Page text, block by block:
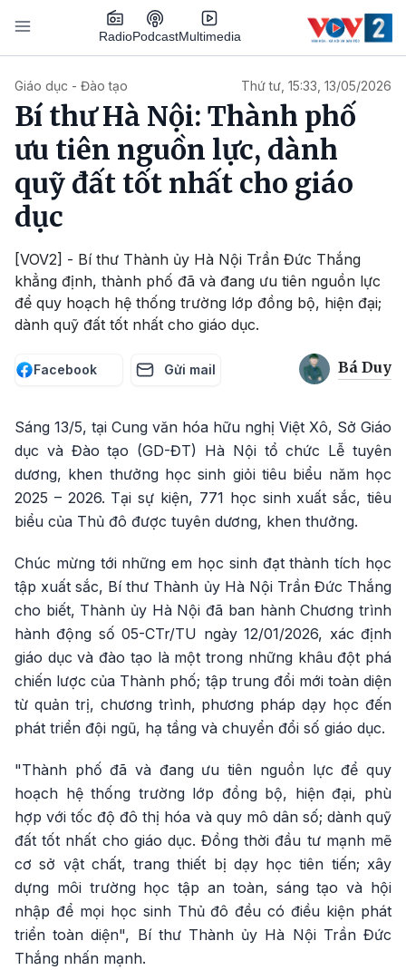
Nhảy đến nội dung
RadioPodcastMultimedia
Giáo dục - Đào tạo Thứ tư, 15:33, 13/05/2026
Bí thư Hà Nội: Thành phố
ưu tiên nguồn lực, dành
quỹ đất tốt nhất cho giáo
dục
[VOV2] - Bí thư Thành ủy Hà Nội Trần Đức Thắng
khẳng định, thành phố đã và đang ưu tiên nguồn lực
để quy hoạch hệ thống trường lớp đồng bộ, hiện đại;
dành quỹ đất tốt nhất cho giáo dục.
Facebook Gửi mail Bá Duy
Sáng 13/5, tại Cung văn hóa hữu nghị Việt Xô, Sở Giáo
dục và Đào tạo (GD-ĐT) Hà Nội tổ chức Lễ tuyên
dương, khen thưởng học sinh giỏi tiêu biểu năm học
2025 – 2026. Tại sự kiện, 771 học sinh xuất sắc, tiêu
biểu của Thủ đô được tuyên dương, khen thưởng.
Chúc mừng tới những em học sinh đạt thành tích học
tập xuất sắc, Bí thư Thành ủy Hà Nội Trần Đức Thắng
cho biết, Thành ủy Hà Nội đã ban hành Chương trình
hành động số 05-CTr/TU ngày 12/01/2026, xác định
giáo dục và đào tạo là một trong những khâu đột phá
chiến lược của Thành phố; tập trung đổi mới toàn diện
từ quản trị, chương trình, phương pháp dạy học đến
phát triển đội ngũ, hạ tầng và chuyển đổi số giáo dục.
"Thành phố đã và đang ưu tiên nguồn lực để quy
hoạch hệ thống trường lớp đồng bộ, hiện đại, phù
hợp với tốc độ đô thị hóa và quy mô dân số; dành quỹ
đất tốt nhất cho giáo dục. Đồng thời đầu tư mạnh mẽ
cơ sở vật chất, trang thiết bị dạy học tiên tiến; xây
dựng môi trường học tập an toàn, sáng tạo và hội
nhập để mọi học sinh Thủ đô đều có điều kiện phát
triển toàn diện", Bí thư Thành ủy Hà Nội Trần Đức
Thắng nhấn mạnh.